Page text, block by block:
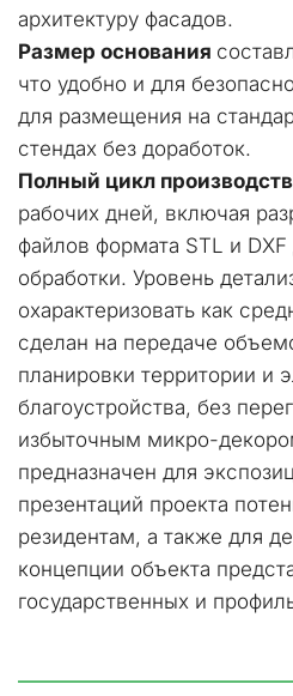
архитектуру фасадов.
Размер основания
что удобно и для
для размещения на
стендах без доработок.
Полный цикл
рабочих дней, включая
файлов формата STL и
обработки. Уровень
охарактеризовать как
сделан на передаче
планировки территории и
благоустройства, без
избыточным микро-
предназначен для
презентаций проекта
резидентам, а также для
концепции объекта
государственных и